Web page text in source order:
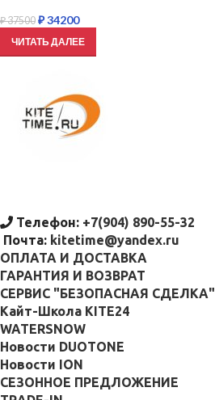
₽37500 ₽34200
ЧИТАТЬ ДАЛЕЕ
Телефон: +7(904) 890-55-32
Почта: kitetime@yandex.ru
ОПЛАТА И ДОСТАВКА
ГАРАНТИЯ И ВОЗВРАТ
СЕРВИС "БЕЗОПАСНАЯ СДЕЛКА"
Кайт-Школа KITE24
WATERSNOW
Новости DUOTONE
Новости ION
СЕЗОННОЕ ПРЕДЛОЖЕНИЕ